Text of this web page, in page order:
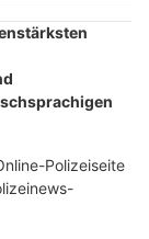
Polizeiseite